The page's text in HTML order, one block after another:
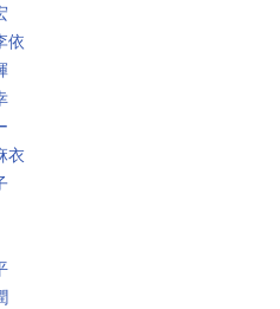
依
衣